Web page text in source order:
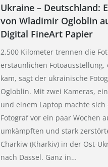
Ukraine – Deutschland:
von Wladimir Ogloblin
Digital FineArt Papier
2.500 Kilometer trennen die
erstaunlichen Fotoausstellung,
kam, sagt der ukrainische
Ogloblin. Mit zwei Kameras,
und einem Laptop machte
Fotograf vor ein paar Wochen
umkämpften und stark
Charkiw (Kharkiv) in der Ost-
nach Dassel. Ganz in…